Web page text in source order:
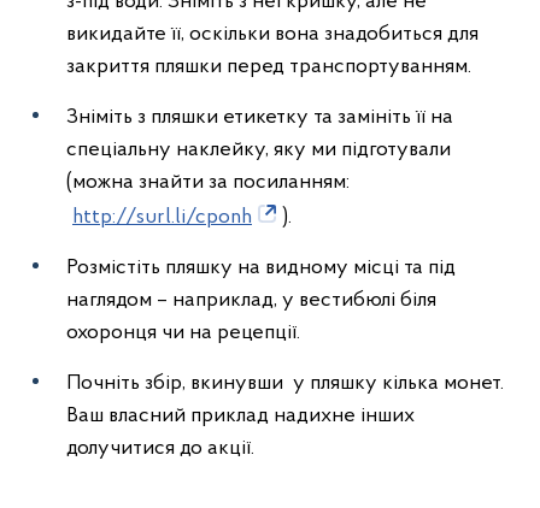
викидайте її, оскільки вона знадобиться для
закриття пляшки перед транспортуванням.
Зніміть з пляшки етикетку та замініть її на
спеціальну наклейку, яку ми підготували
(можна знайти за посиланням:
http://surl.li/cponh
).
Розмістіть пляшку на видному місці та під
наглядом – наприклад, у вестибюлі біля
охоронця чи на рецепції.
Почніть збір, вкинувши у пляшку кілька монет.
Ваш власний приклад надихне інших
долучитися до акції.